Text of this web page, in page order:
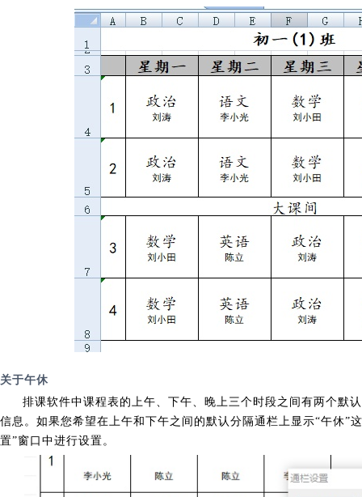
关于午休
排课软件中课程表的上午、下午、晚上三个时段之间有两个默
信息。如果您希望在上午和下午之间的默认分隔通栏上显示“午休”
置”窗口中进行设置。